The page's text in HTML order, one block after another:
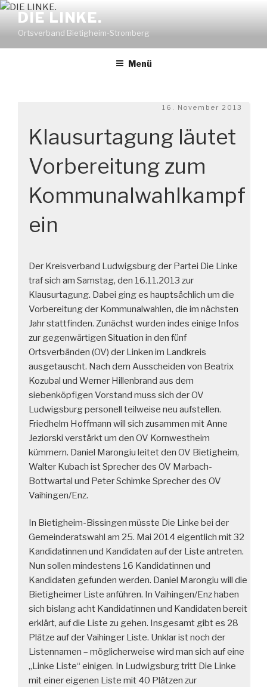
Zum
Inhalt
springen
DIE LINKE.
Ortsverband Bietigheim-Stromberg
Menü
Veröffentlicht
16. November 2013
Klausurtagung läutet
Vorbereitung zum
Kommunalwahlkampf
ein
Der Kreisverband Ludwigsburg der Partei Die Linke
traf sich am Samstag, den 16.11.2013 zur
Klausurtagung. Dabei ging es hauptsächlich um die
Vorbereitung der Kommunalwahlen, die im nächsten
Jahr stattfinden. Zunächst wurden indes einige Infos
zur gegenwärtigen Situation in den fünf
Ortsverbänden (OV) der Linken im Landkreis
ausgetauscht. Nach dem Ausscheiden von Beatrix
Kozubal und Werner Hillenbrand aus dem
siebenköpfigen Vorstand muss sich der OV
Ludwigsburg personell teilweise neu aufstellen.
Friedhelm Hoffmann will sich zusammen mit Anne
Jeziorski verstärkt um den OV Kornwestheim
kümmern. Daniel Marongiu leitet den OV Bietigheim,
Walter Kubach ist Sprecher des OV Marbach-
Bottwartal und Peter Schimke Sprecher des OV
Vaihingen/Enz.
In Bietigheim-Bissingen müsste Die Linke bei der
Gemeinderatswahl am 25. Mai 2014 eigentlich mit 32
Kandidatinnen und Kandidaten auf der Liste antreten.
Nun sollen mindestens 16 Kandidatinnen und
Kandidaten gefunden werden. Daniel Marongiu will die
Bietigheimer Liste anführen. In Vaihingen/Enz haben
sich bislang acht Kandidatinnen und Kandidaten bereit
erklärt, auf die Liste zu gehen. Insgesamt gibt es 28
Plätze auf der Vaihinger Liste. Unklar ist noch der
Listennamen – möglicherweise wird man sich auf eine
„Linke Liste“ einigen. In Ludwigsburg tritt Die Linke
mit einer eigenen Liste mit 40 Plätzen zur